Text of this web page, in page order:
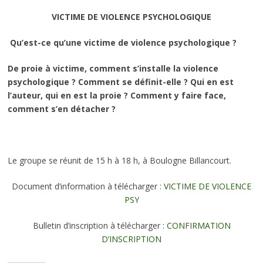
VICTIME DE VIOLENCE PSYCHOLOGIQUE
Qu’est-ce qu’une victime de violence psychologique ?
De proie à victime, comment s’installe la violence
psychologique ? Comment se définit-elle ? Qui en est
l’auteur, qui en est la proie ? Comment y faire face,
comment s’en détacher ?
Le groupe se réunit de 15 h à 18 h, à Boulogne Billancourt.
Document d’information à télécharger : VICTIME DE VIOLENCE
PSY
Bulletin d’inscription à télécharger : CONFIRMATION
D’INSCRIPTION